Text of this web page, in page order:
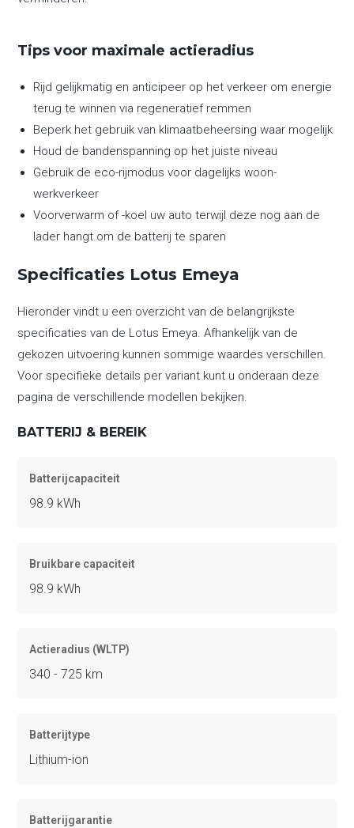
Tips voor maximale actieradius
Rijd gelijkmatig en anticipeer op het verkeer om energie
terug te winnen via regeneratief remmen
Beperk het gebruik van klimaatbeheersing waar mogelijk
Houd de bandenspanning op het juiste niveau
Gebruik de eco-rijmodus voor dagelijks woon-
werkverkeer
Voorverwarm of -koel uw auto terwijl deze nog aan de
lader hangt om de batterij te sparen
Specificaties Lotus Emeya
Hieronder vindt u een overzicht van de belangrijkste
specificaties van de Lotus Emeya. Afhankelijk van de
gekozen uitvoering kunnen sommige waardes verschillen.
Voor specifieke details per variant kunt u onderaan deze
pagina de verschillende modellen bekijken.
BATTERIJ & BEREIK
Batterijcapaciteit
98.9 kWh
Bruikbare capaciteit
98.9 kWh
Actieradius (WLTP)
340 - 725 km
Batterijtype
Lithium-ion
Batterijgarantie